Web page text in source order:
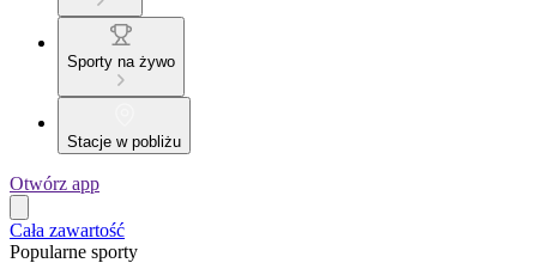
Sporty na żywo
Stacje w pobliżu
Otwórz app
Cała zawartość
Popularne sporty